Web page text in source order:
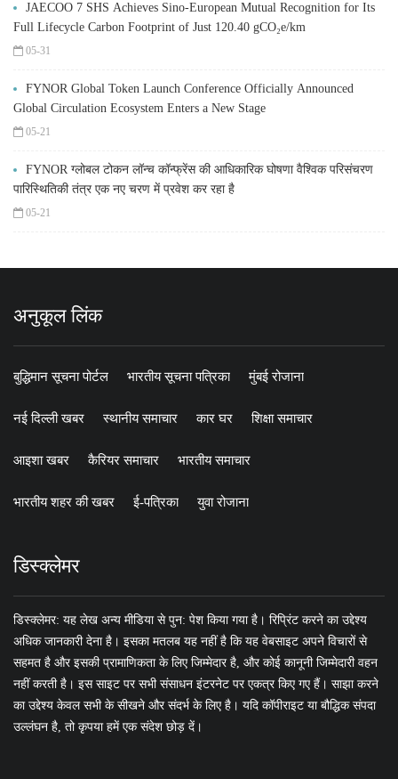
JAECOO 7 SHS Achieves Sino-European Mutual Recognition for Its
Full Lifecycle Carbon Footprint of Just 120.40 gCO₂e/km
05-31
FYNOR Global Token Launch Conference Officially Announced
Global Circulation Ecosystem Enters a New Stage
05-21
FYNOR ग्लोबल टोकन लॉन्च कॉन्फ्रेंस की आधिकारिक घोषणा वैश्विक परिसंचरण
पारिस्थितिकी तंत्र एक नए चरण में प्रवेश कर रहा है
05-21
अनुकूल लिंक
बुद्धिमान सूचना पोर्टल भारतीय सूचना पत्रिका मुंबई रोजाना
नई दिल्ली खबर स्थानीय समाचार कार घर शिक्षा समाचार
आइशा खबर कैरियर समाचार भारतीय समाचार
भारतीय शहर की खबर ई-पत्रिका युवा रोजाना
डिस्क्लेमर
डिस्क्लेमर: यह लेख अन्य मीडिया से पुन: पेश किया गया है। रिप्रिंट करने का उद्देश्य
अधिक जानकारी देना है। इसका मतलब यह नहीं है कि यह वेबसाइट अपने विचारों से
सहमत है और इसकी प्रामाणिकता के लिए जिम्मेदार है, और कोई कानूनी जिम्मेदारी वहन
नहीं करती है। इस साइट पर सभी संसाधन इंटरनेट पर एकत्र किए गए हैं। साझा करने
का उद्देश्य केवल सभी के सीखने और संदर्भ के लिए है। यदि कॉपीराइट या बौद्धिक संपदा
उल्लंघन है, तो कृपया हमें एक संदेश छोड़ दें।